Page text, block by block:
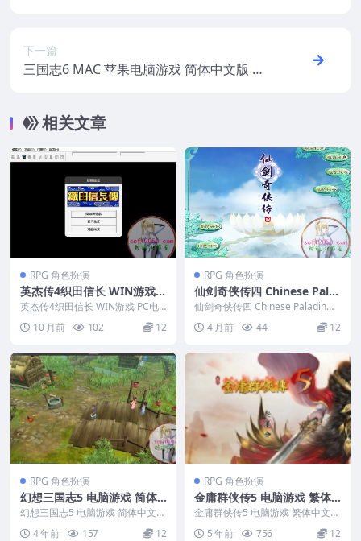
下一篇
三国志6 MAC 苹果电脑游戏 简体中文版 支
相关文章
RPG 角色扮演
英杰传4织田信长 WIN游戏 P
C电脑游戏 适配系统WIN10
WIN11
英杰传4织田信长 WIN游戏 PC电
脑游戏 适配系统WIN10 WIN11
... 10 月前 102 12
RPG 角色扮演
仙剑奇侠传四 Chinese Pala
din：Sword and Fairy 4 W
IN游戏 PC电脑游戏 适配系统
WINDOWS
仙剑奇侠传四 Chinese Paladin：
4 月前 44 12
RPG 角色扮演
幻想三国志5 电脑游戏 简体
中文版 支援win11 win10 wi
n7
幻想三国志5 电脑游戏 简体中文版
4 年前 157 12
RPG 角色扮演
金庸群侠传5 电脑游戏 繁体
中文版 支援win11 win10 wi
n7
金庸群侠传5 电脑游戏 繁体中文版
5 年前 756 12